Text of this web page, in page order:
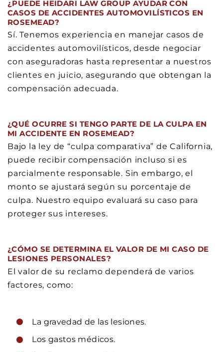
¿PUEDE HEIDARI LAW GROUP AYUDAR CON
CASOS DE ACCIDENTES AUTOMOVILÍSTICOS EN
ROSEMEAD?
Sí. Tenemos experiencia en manejar casos de
accidentes automovilísticos, desde negociar
con aseguradoras hasta representar a nuestros
clientes en juicio, asegurando que obtengan la
compensación adecuada.
¿QUÉ OCURRE SI TENGO PARTE DE LA CULPA EN
MI ACCIDENTE EN ROSEMEAD?
Bajo la ley de “culpa comparativa” de California,
puede recibir compensación incluso si es
parcialmente responsable. Sin embargo, el
monto se ajustará según su porcentaje de
culpa. Nuestro equipo evaluará su caso para
proteger sus intereses.
¿CÓMO SE DETERMINA EL VALOR DE MI CASO DE
LESIONES PERSONALES?
El valor de su reclamo dependerá de varios
factores, como:
La gravedad de las lesiones.
Los gastos médicos.